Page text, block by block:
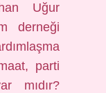
Uğur
derneği
parti
mıdır?